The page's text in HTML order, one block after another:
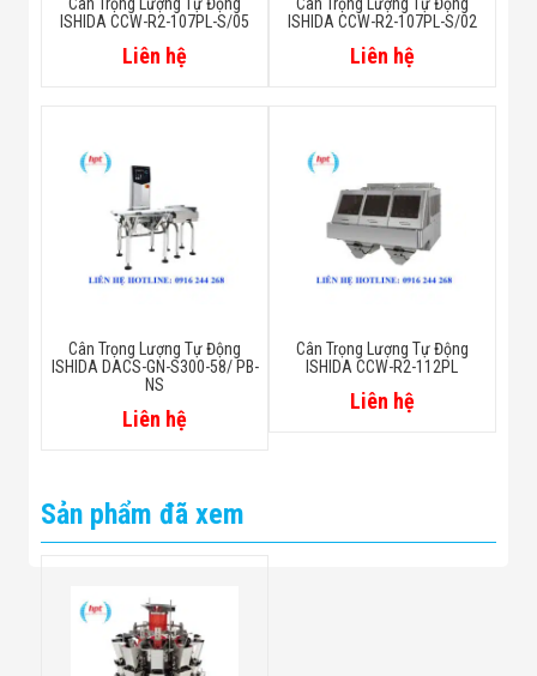
ISHIDA CCW-R2-107PL-S/05
Liên hệ
ISHIDA CCW-R2-107PL-S/02
Liên hệ
Cân Trọng Lượng Tự Động
ISHIDA DACS-GN-S300-58/ PB-
NS
Liên hệ
Cân Trọng Lượng Tự Động
ISHIDA CCW-R2-112PL
Liên hệ
Sản phẩm đã xem